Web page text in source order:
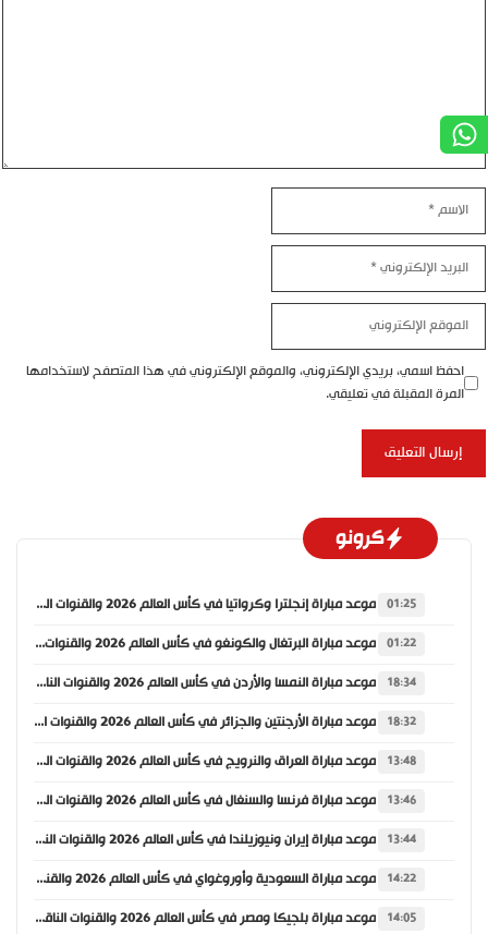
احفظ اسمي، بريدي الإلكتروني، والموقع الإلكتروني في هذا المتصفح لاستخدامها
المرة المقبلة في تعليقي.
كرونو
01:25 موعد مباراة إنجلترا وكرواتيا في كأس العالم 2026 والقنوات الناقلة
01:22 موعد مباراة البرتغال والكونغو في كأس العالم 2026 والقنوات الناقلة
18:34 موعد مباراة النمسا والأردن في كأس العالم 2026 والقنوات الناقلة
18:32 موعد مباراة الأرجنتين والجزائر في كأس العالم 2026 والقنوات الناقلة
13:48 موعد مباراة العراق والنرويج في كأس العالم 2026 والقنوات الناقلة
13:46 موعد مباراة فرنسا والسنغال في كأس العالم 2026 والقنوات الناقلة
13:44 موعد مباراة إيران ونيوزيلندا في كأس العالم 2026 والقنوات الناقلة
14:22 موعد مباراة السعودية وأوروغواي في كأس العالم 2026 والقنوات الناقلة
14:05 موعد مباراة بلجيكا ومصر في كأس العالم 2026 والقنوات الناقلة